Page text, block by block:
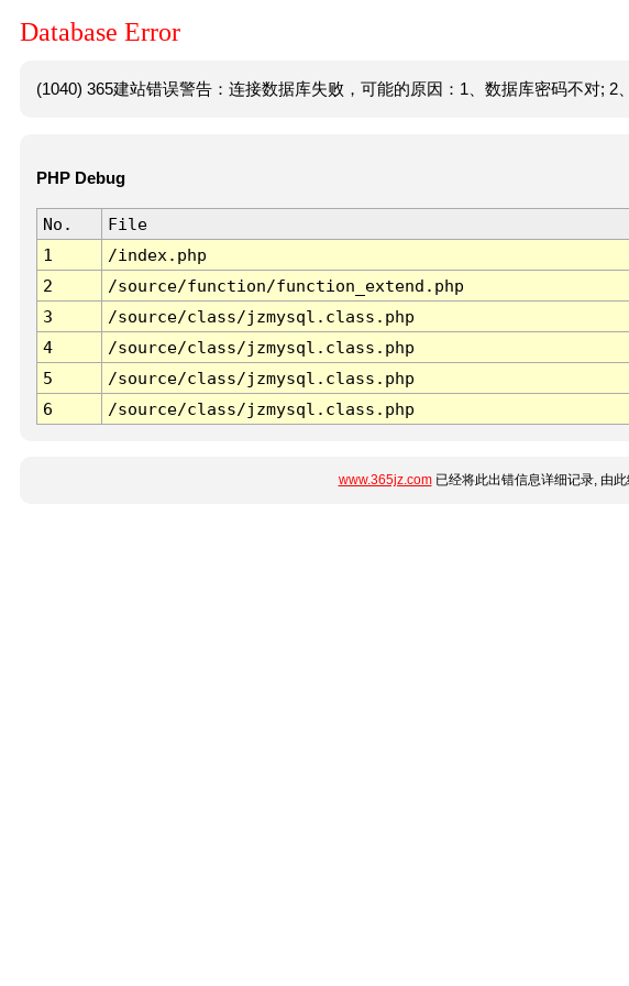
Database Error
(1040) 365建站错误警告：连接数据库失败，可能的原因：1、数据库密码不对; 2
PHP Debug
No. File
1
/index.php
2
/source/function/function_extend.php
3
/source/class/jzmysql.class.php
4
/source/class/jzmysql.class.php
5
/source/class/jzmysql.class.php
6
/source/class/jzmysql.class.php
www.365jz.com已经将此出错信息详细记录, 由